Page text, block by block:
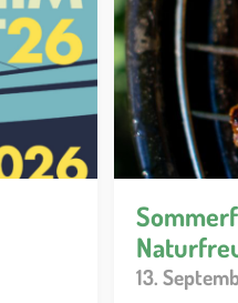
13.